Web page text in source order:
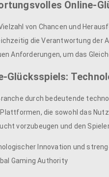
Online-
von Chancen und
die Verantwortung der
Anforderungen, um das
Glücksspiels:
durch bedeutende
die sowohl das
vorzubeugen und den
Innovation und
Gaming Authority